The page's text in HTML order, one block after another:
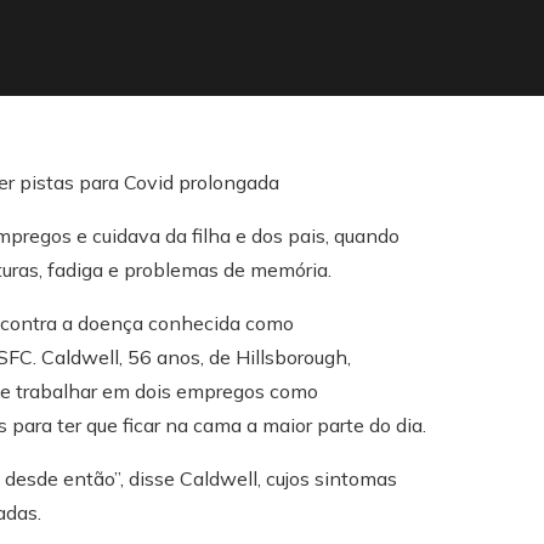
e cuidava da filha e dos pais, quando
fadiga e problemas de memória.
a doença conhecida como
Caldwell, 56 anos, de Hillsborough,
trabalhar em dois empregos como
ter que ficar na cama a maior parte do dia.
então”, disse Caldwell, cujos sintomas